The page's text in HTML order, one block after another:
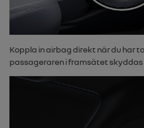
Koppla inairbagdirekt när du har
passageraren i framsätet skyddas